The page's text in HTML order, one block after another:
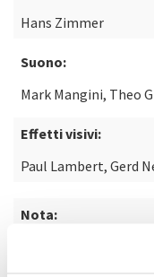
Hans Zimmer
Suono:
Mark Mangini, Theo
Effetti visivi:
Paul Lambert, Gerd
Nota: